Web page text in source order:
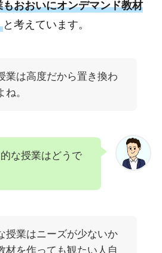
おおいにオンデマンド教材
と考えています。
業は高度だから置き換わ
ね。
な授業はどうで
授業はニーズが少ないか
材を作っても観たい人自